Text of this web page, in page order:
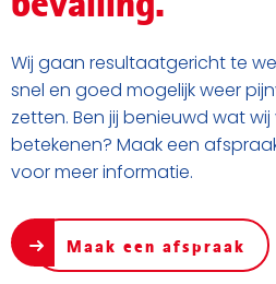
Wij gaan resultaatgericht te
snel en goed mogelijk weer
zetten. Ben jij benieuwd wat
betekenen? Maak een
voor meer informatie.
Maak een afspraak